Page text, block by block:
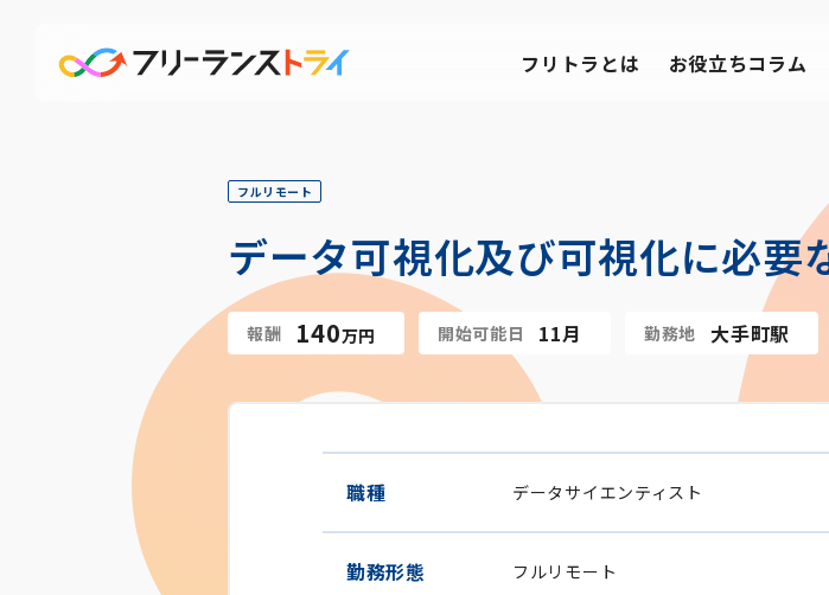
フリトラとは お役立ちコラム
フルリモート
データ可視化及び可視化に必要
報酬 140万円 開始可能日 11月 勤務地 大手町駅
職種 データサイエンティスト
勤務形態 フルリモート